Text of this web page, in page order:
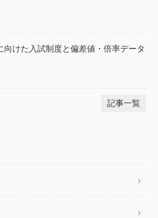
向けた入試制度と偏差値・倍率データ
記事一覧